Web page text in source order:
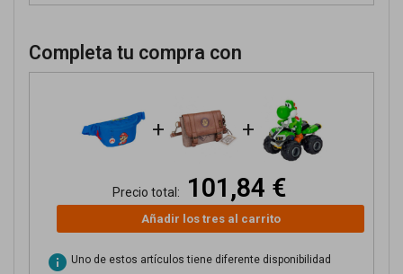
Completa tu compra con
+ +
Precio total: 101,84 €
Añadir los tres al carrito
info Uno de estos artículos tiene diferente disponibilidad